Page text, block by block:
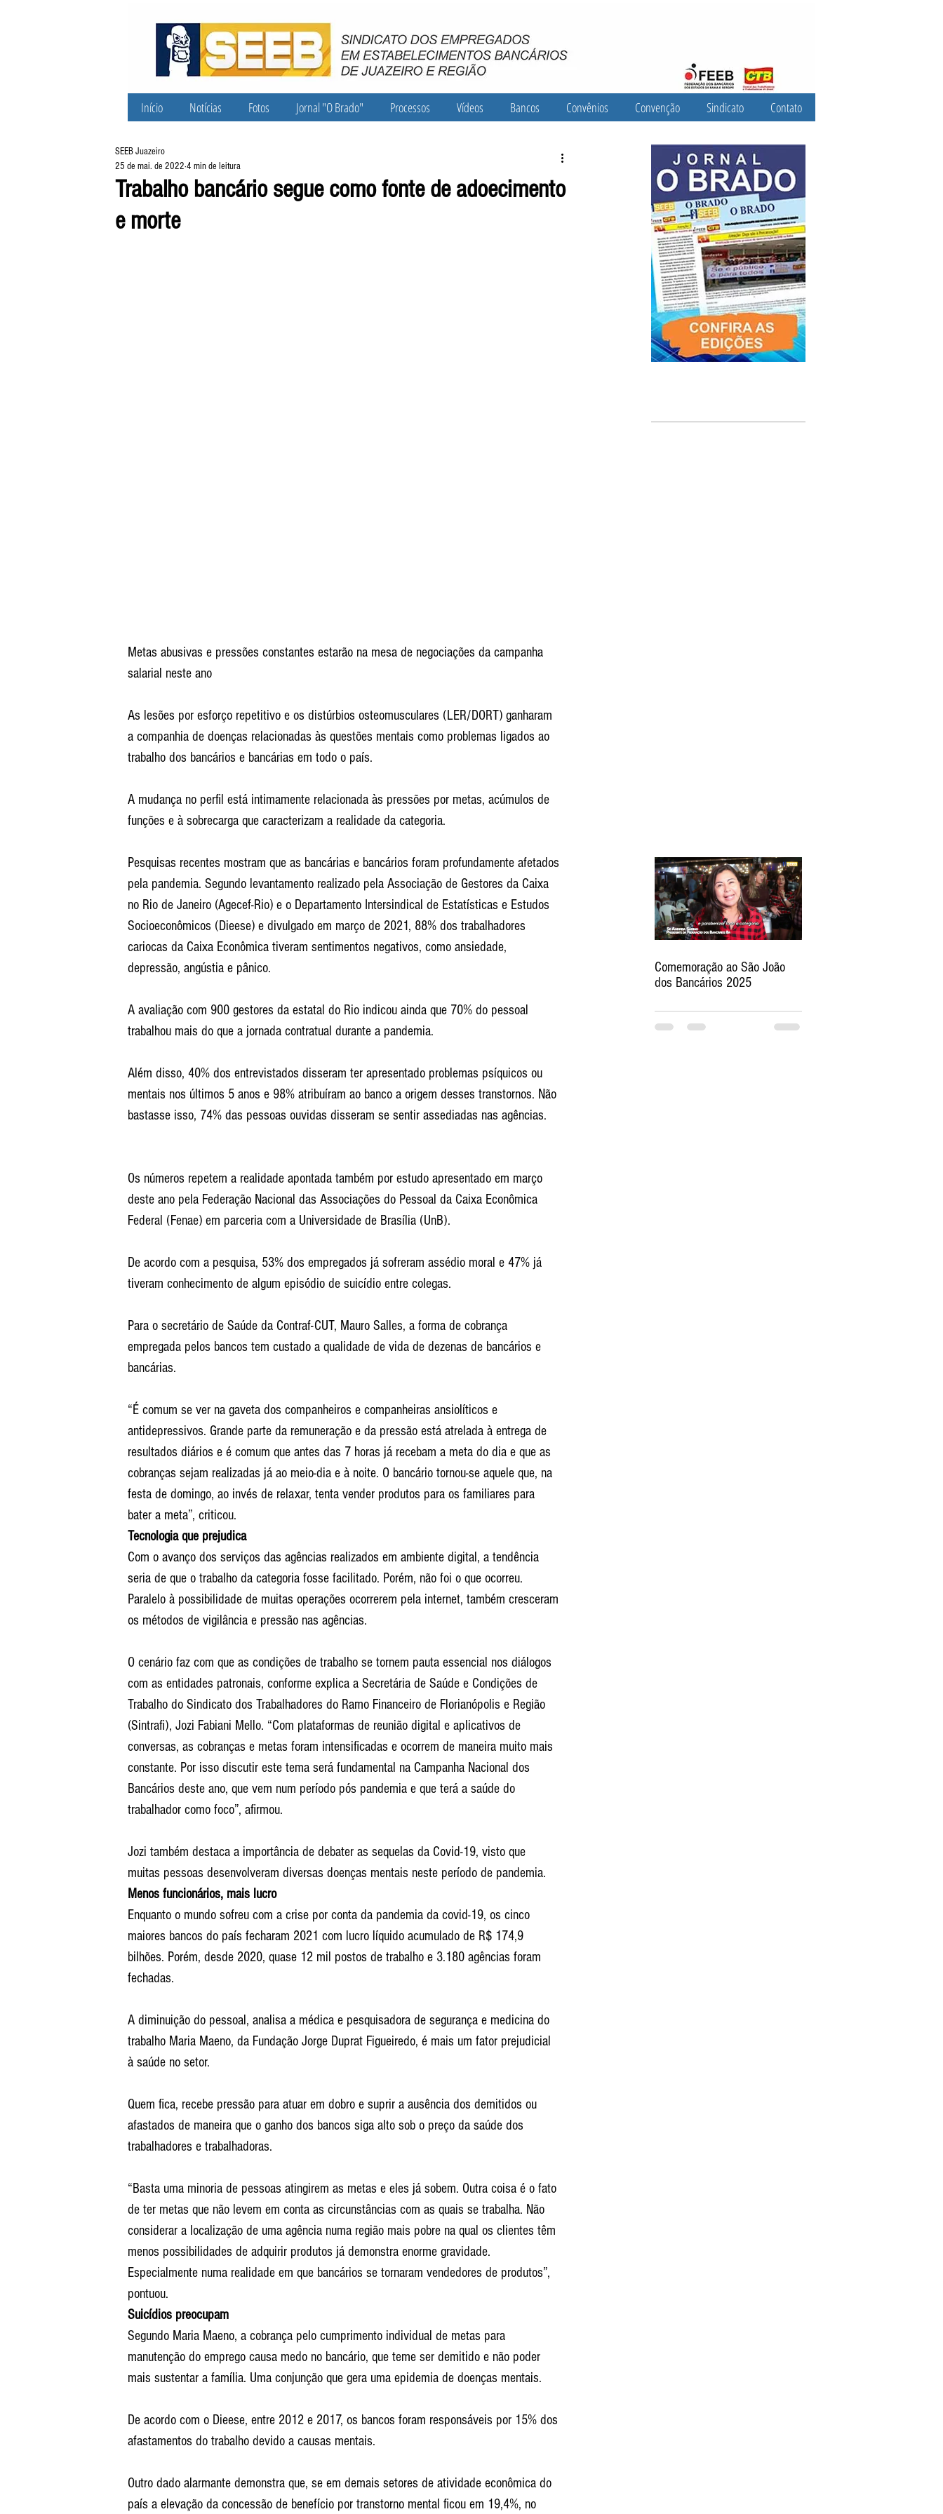
Início Notícias Fotos Jornal "O Brado" Processos Vídeos Bancos Convênios Convenção Sindicato Contato
Trabalho bancário segue como fonte de adoecimento
e morte
SEEB Juazeiro
25 de mai. de 2022 4 min de leitura
Metas abusivas e pressões constantes estarão na mesa de negociações da campanha
salarial neste ano
As lesões por esforço repetitivo e os distúrbios osteomusculares (LER/DORT) ganharam
a companhia de doenças relacionadas às questões mentais como problemas ligados ao
trabalho dos bancários e bancárias em todo o país.
A mudança no perfil está intimamente relacionada às pressões por metas, acúmulos de
funções e à sobrecarga que caracterizam a realidade da categoria.
Pesquisas recentes mostram que as bancárias e bancários foram profundamente afetados
pela pandemia. Segundo levantamento realizado pela Associação de Gestores da Caixa
no Rio de Janeiro (Agecef-Rio) e o Departamento Intersindical de Estatísticas e Estudos
Socioeconômicos (Dieese) e divulgado em março de 2021, 88% dos trabalhadores
cariocas da Caixa Econômica tiveram sentimentos negativos, como ansiedade,
depressão, angústia e pânico.
A avaliação com 900 gestores da estatal do Rio indicou ainda que 70% do pessoal
trabalhou mais do que a jornada contratual durante a pandemia.
Além disso, 40% dos entrevistados disseram ter apresentado problemas psíquicos ou
mentais nos últimos 5 anos e 98% atribuíram ao banco a origem desses transtornos. Não
bastasse isso, 74% das pessoas ouvidas disseram se sentir assediadas nas agências.
Os números repetem a realidade apontada também por estudo apresentado em março
deste ano pela Federação Nacional das Associações do Pessoal da Caixa Econômica
Federal (Fenae) em parceria com a Universidade de Brasília (UnB).
De acordo com a pesquisa, 53% dos empregados já sofreram assédio moral e 47% já
tiveram conhecimento de algum episódio de suicídio entre colegas.
Para o secretário de Saúde da Contraf-CUT, Mauro Salles, a forma de cobrança
empregada pelos bancos tem custado a qualidade de vida de dezenas de bancários e
bancárias.
“É comum se ver na gaveta dos companheiros e companheiras ansiolíticos e
antidepressivos. Grande parte da remuneração e da pressão está atrelada à entrega de
resultados diários e é comum que antes das 7 horas já recebam a meta do dia e que as
cobranças sejam realizadas já ao meio-dia e à noite. O bancário tornou-se aquele que, na
festa de domingo, ao invés de relaxar, tenta vender produtos para os familiares para
bater a meta”, criticou.
Tecnologia que prejudica
Com o avanço dos serviços das agências realizados em ambiente digital, a tendência
seria de que o trabalho da categoria fosse facilitado. Porém, não foi o que ocorreu.
Paralelo à possibilidade de muitas operações ocorrerem pela internet, também cresceram
os métodos de vigilância e pressão nas agências.
O cenário faz com que as condições de trabalho se tornem pauta essencial nos diálogos
com as entidades patronais, conforme explica a Secretária de Saúde e Condições de
Trabalho do Sindicato dos Trabalhadores do Ramo Financeiro de Florianópolis e Região
(Sintrafi), Jozi Fabiani Mello. “Com plataformas de reunião digital e aplicativos de
conversas, as cobranças e metas foram intensificadas e ocorrem de maneira muito mais
constante. Por isso discutir este tema será fundamental na Campanha Nacional dos
Bancários deste ano, que vem num período pós pandemia e que terá a saúde do
trabalhador como foco”, afirmou.
Jozi também destaca a importância de debater as sequelas da Covid-19, visto que
muitas pessoas desenvolveram diversas doenças mentais neste período de pandemia.
Menos funcionários, mais lucro
Enquanto o mundo sofreu com a crise por conta da pandemia da covid-19, os cinco
maiores bancos do país fecharam 2021 com lucro líquido acumulado de R$ 174,9
bilhões. Porém, desde 2020, quase 12 mil postos de trabalho e 3.180 agências foram
fechadas.
A diminuição do pessoal, analisa a médica e pesquisadora de segurança e medicina do
trabalho Maria Maeno, da Fundação Jorge Duprat Figueiredo, é mais um fator prejudicial
à saúde no setor.
Quem fica, recebe pressão para atuar em dobro e suprir a ausência dos demitidos ou
afastados de maneira que o ganho dos bancos siga alto sob o preço da saúde dos
trabalhadores e trabalhadoras.
“Basta uma minoria de pessoas atingirem as metas e eles já sobem. Outra coisa é o fato
de ter metas que não levem em conta as circunstâncias com as quais se trabalha. Não
considerar a localização de uma agência numa região mais pobre na qual os clientes têm
menos possibilidades de adquirir produtos já demonstra enorme gravidade.
Especialmente numa realidade em que bancários se tornaram vendedores de produtos”,
pontuou.
Suicídios preocupam
Segundo Maria Maeno, a cobrança pelo cumprimento individual de metas para
manutenção do emprego causa medo no bancário, que teme ser demitido e não poder
mais sustentar a família. Uma conjunção que gera uma epidemia de doenças mentais.
De acordo com o Dieese, entre 2012 e 2017, os bancos foram responsáveis por 15% dos
afastamentos do trabalho devido a causas mentais.
Outro dado alarmante demonstra que, se em demais setores de atividade econômica do
país a elevação da concessão de benefício por transtorno mental ficou em 19,4%, no
Comemoração ao São João
dos Bancários 2025